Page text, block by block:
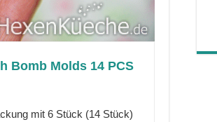
Bomb Molds 14 PCS
mit 6 Stück (14 Stück)